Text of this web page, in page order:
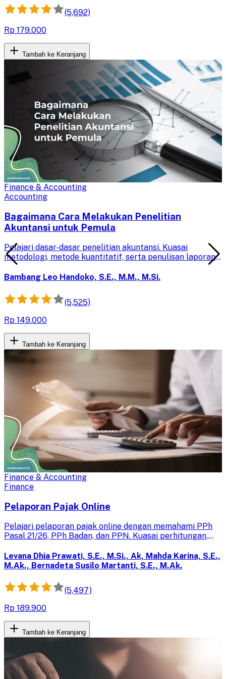
(5,692)
Rp 179.000
Tambah ke Keranjang
Finance & Accounting
Accounting
Bagaimana Cara Melakukan Penelitian
Akuntansi untuk Pemula
Pelajari dasar-dasar penelitian akuntansi. Kuasai
metodologi, metode kuantitatif, serta penulisan laporan
riset bisnis yang efektif untuk diterapkan dalam situasi
dunia nyata.
Bambang Leo Handoko, S.E., M.M., M.Si.
(5,525)
Rp 149.000
Tambah ke Keranjang
Finance & Accounting
Finance
Pelaporan Pajak Online
Pelajari pelaporan pajak online dengan memahami PPh
Pasal 21/26, PPh Badan, dan PPN. Kuasai perhitungan,
Faktur untuk kepatuhan pajak yang tepat.
Levana Dhia Prawati, S.E., M.Si., Ak, Mahda Karina, S.E.,
M.Ak., Bernadeta Susilo Martanti, S.E., M.Ak.
(5,497)
Rp 189.900
Tambah ke Keranjang